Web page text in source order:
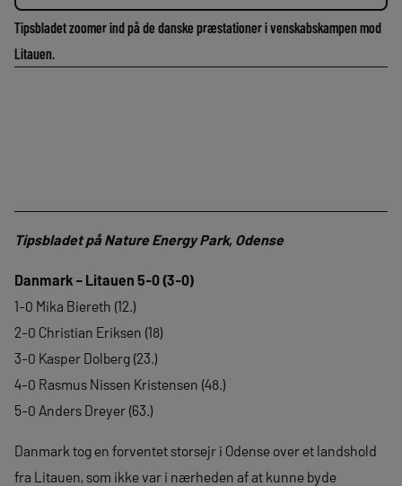
Tipsbladet zoomer ind på de danske præstationer i venskabskampen mod
Litauen.
Tipsbladet på Nature Energy Park, Odense
Danmark – Litauen 5-0 (3-0)
1-0 Mika Biereth (12.)
2-0 Christian Eriksen (18)
3-0 Kasper Dolberg (23.)
4-0 Rasmus Nissen Kristensen (48.)
5-0 Anders Dreyer (63.)
Danmark tog en forventet storsejr i Odense over et landshold
fra Litauen, som ikke var i nærheden af at kunne byde